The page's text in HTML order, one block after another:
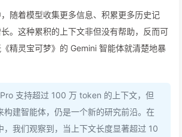
随着模型收集更多信息、积累更多历史记
。这种累积的上下文非但没有帮助，反而可
精灵宝可梦》的 Gemini 智能体就清楚地暴
支持超过 100 万 token 的上下文，但
构建智能体，仍是一个新的研究前沿。在
，我们观察到，当上下文长度显著超过 10